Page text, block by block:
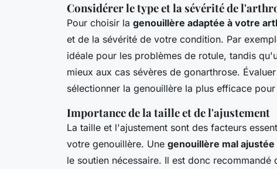
Considérer le type et la sévérité de
Pour choisir la genouillère adaptée à votre
et de la sévérité de votre condition. Par
idéale pour les problèmes de rotule, tandis
mieux aux cas sévères de gonarthrose.
sélectionner la genouillère la plus efficace
Importance de la taille et de l'ajustement
La taille et l'ajustement sont des facteurs
votre genouillère. Une genouillère mal ajustée
le soutien nécessaire. Il est donc